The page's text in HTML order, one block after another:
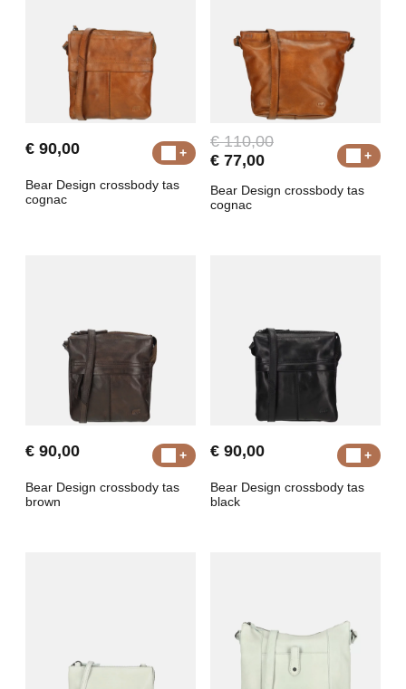
€ 90,00
Bear Design crossbody tas
cognac
€ 110,00
€ 77,00
Bear Design crossbody tas
cognac
€ 90,00
Bear Design crossbody tas
brown
€ 90,00
Bear Design crossbody tas
black